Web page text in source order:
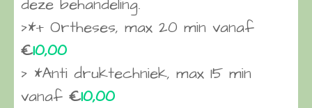
deze behandeling.
>*+ Ortheses, max 20 min vanaf
€10,00
> *Anti druktechniek, max 15 min
vanaf €10,00